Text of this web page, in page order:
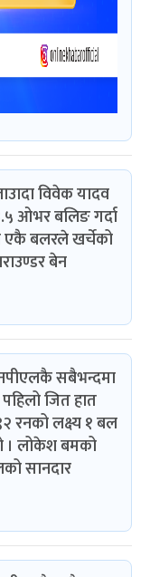
विवेक यादव
ओभर बलिङ गर्दा
एकै बलरले खर्चेको
बेन
सबैभन्दमा
जित हात
रनको लक्ष्य १ बल
। लोकेश बमको
सानदार